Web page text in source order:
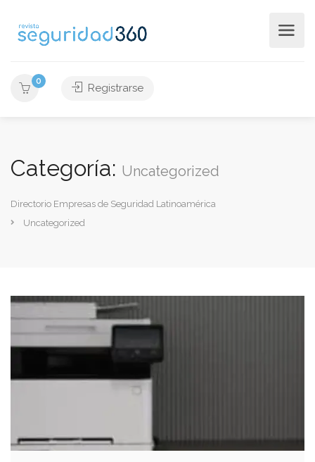
0
Registrarse
Categoría: Uncategorized
Directorio Empresas de Seguridad Latinoamérica
Uncategorized